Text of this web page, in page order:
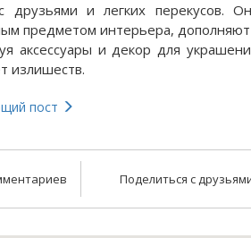
друзьями и легких перекусов.
предметом интерьера,
аксессуары и декор для
излишеств.
пост
Поделиться с